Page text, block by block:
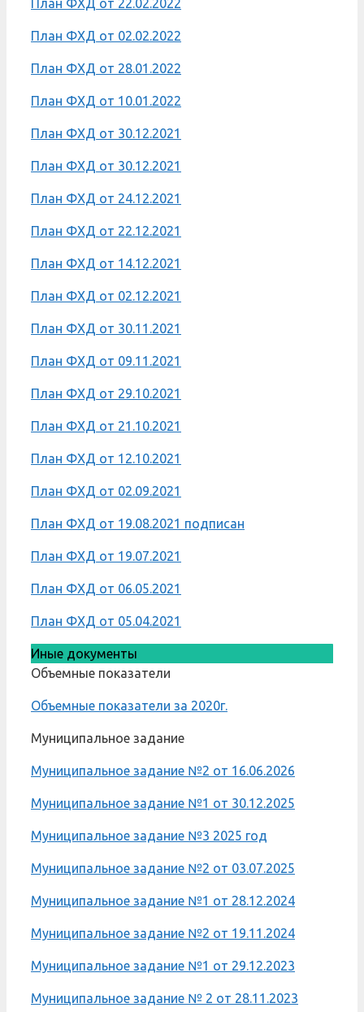
План ФХД от 22.02.2022
План ФХД от 02.02.2022
План ФХД от 28.01.2022
План ФХД от 10.01.2022
План ФХД от 30.12.2021
План ФХД от 30.12.2021
План ФХД от 24.12.2021
План ФХД от 22.12.2021
План ФХД от 14.12.2021
План ФХД от 02.12.2021
План ФХД от 30.11.2021
План ФХД от 09.11.2021
План ФХД от 29.10.2021
План ФХД от 21.10.2021
План ФХД от 12.10.2021
План ФХД от 02.09.2021
План ФХД от 19.08.2021 подписан
План ФХД от 19.07.2021
План ФХД от 06.05.2021
План ФХД от 05.04.2021
Иные документы
Объемные показатели
Объемные показатели за 2020г.
Муниципальное задание
Муниципальное задание №2 от 16.06.2026
Муниципальное задание №1 от 30.12.2025
Муниципальное задание №3 2025 год
Муниципальное задание №2 от 03.07.2025
Муниципальное задание №1 от 28.12.2024
Муниципальное задание №2 от 19.11.2024
Муниципальное задание №1 от 29.12.2023
Муниципальное задание № 2 от 28.11.2023